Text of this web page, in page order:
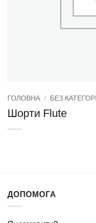
ГОЛОВНА / БЕЗ КАТЕГОРІЇ
Шорти Flute
ДОПОМОГА